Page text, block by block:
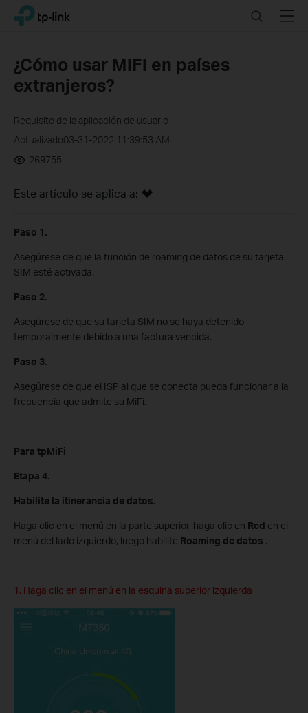
Click
navigation
TP-Link, Reliably Smart SearchMenu
¿Cómo usar MiFi en países
extranjeros?
Requisito de la aplicación de usuario
Actualizado03-31-2022 11:39:53 AM
269755
Este artículo se aplica a:
Paso 1.
Asegúrese de que la función de roaming de datos de su tarjeta
SIM esté activada.
Paso 2.
Asegúrese de que su tarjeta SIM no se haya detenido
temporalmente debido a una factura vencida.
Paso 3.
Asegúrese de que el ISP al que se conecta pueda funcionar a la
frecuencia que admite su MiFi.
Para tpMiFi
Etapa 4.
Habilite la itinerancia de datos.
Haga clic en el menú en la parte superior, haga clic en Red en el
menú del lado izquierdo, luego habilite Roaming de datos .
1. Haga clic en el menú en la esquina superior izquierda